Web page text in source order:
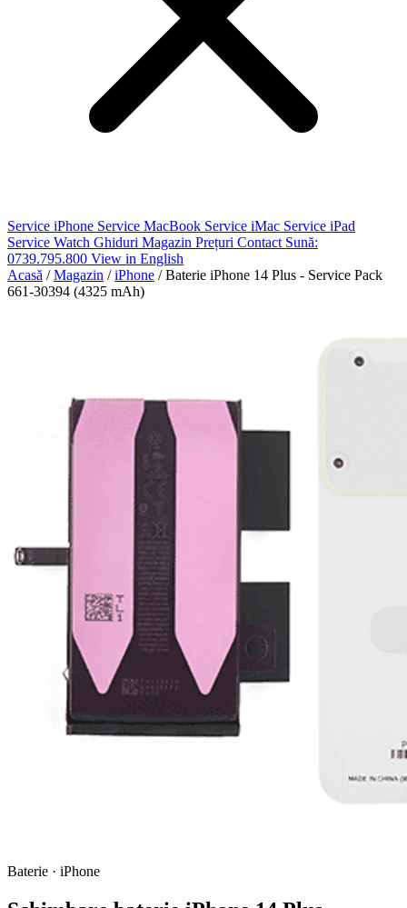
Service iPhone Service MacBook Service iMac Service iPad
Service Watch Ghiduri Magazin Prețuri Contact Sună:
0739.795.800 View in English
Acasă / Magazin / iPhone / Baterie iPhone 14 Plus - Service Pack
661-30394 (4325 mAh)
Baterie · iPhone